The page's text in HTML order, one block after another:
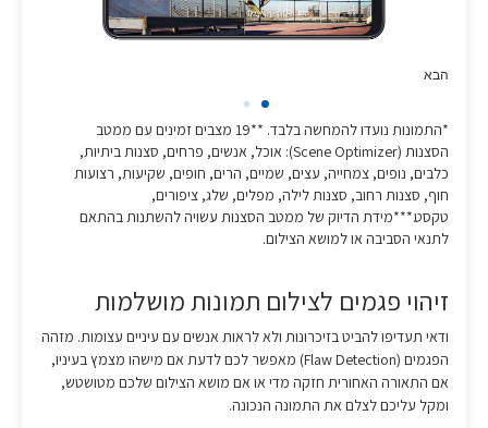
הבא
*התמונות נועדו להמחשה בלבד. **19 מצבים זמינים עם ממטב
הסצנות (Scene Optimizer): אוכל, אנשים, פרחים, סצנות ביתיות,
כלבים, נופים, צמחייה, עצים, שמיים, הרים, חופים, שקיעות, רצועות
חוף, סצנות רחוב, סצנות לילה, מפלים, שלג, ציפורים,
טקסט.***מידת הדיוק של ממטב הסצנות עשויה להשתנות בהתאם
לתנאי הסביבה או למושא הצילום.
זיהוי פגמים לצילום תמונות מושלמות
ודאי תעדיפו להביט בזיכרונות ולא לראות אנשים עם עיניים עצומות. מזהה
הפגמים (Flaw Detection) מאפשר לכם לדעת אם מישהו מצמץ בעיניו,
אם התאורה האחורית חזקה מדי או אם מושא הצילום שלכם מטושטש,
ומקל עליכם לצלם את התמונה הנכונה.